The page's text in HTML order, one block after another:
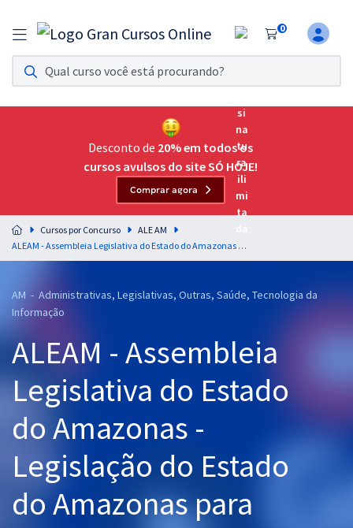
0
Assinatura Ilimitada 11
Acesso a todos os cursos. Teste grátis por 7 dias!
Assinatura OAB Até Passar
Acesso ilimitado a toda preparação para o Exame da
Residências Multiprofissionais
Preparação completa e intensiva para as principais
residências em saúde do Brasil
Assinatura Ilimitada
Graduação
OAB
Mentorias
Questões grátis
Desconto de 20% em todos os
cursos avulsos do site SÓ HOJE!
Comprar agora
Cursos por Concurso
ALE AM
ALEAM - Assembleia Legislativa do Estado do Amazonas - Legislação do Estado do Amazonas para todos os Cargos de Analista Legislativo - Professores: Ricardo Blanco, Marcos Girão e Mário Elesbão
AM - Administrativas, Legislativas, Outras, Saúde, Tecnologia da
Informação
ALEAM - Assembleia
Legislativa do Estado
do Amazonas -
Legislação do Estado
do Amazonas para